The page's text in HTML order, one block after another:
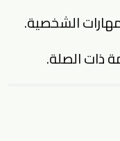
الشخصية.
ذات الصلة.